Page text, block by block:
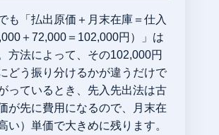
も「払出原価＋月末在庫＝仕入
＋72,000＝102,000円）」は
方法によって、その102,000円
どう振り分けるかが違うだけで
っているとき、先入先出法は古
が先に費用になるので、月末在
い）単価で大きめに残ります。